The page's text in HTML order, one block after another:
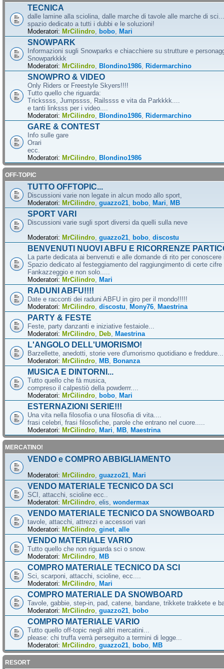
TECNICA
dalle lamine alla sciolina, dalle marche di tavole alle marche di
spazio dedicato a tutti i dubbi e le soluzioni!
Moderatori: MrCilindro bobo Mari
SNOWPARK
Informazioni sugli Snowparks e chiacchiere su strutture e
Snowparkkkk
Moderatori: MrCilindro Blondino1986 Ridermarchino
SNOWPRO & VIDEO
Only Riders or Freestyle Skyers!!!!
Tutto quello che riguarda:
Trickssss, Jumpssss, Railssss e vita da Parkkkk....
e tanti linksss per i video....
Moderatori: MrCilindro Blondino1986 Ridermarchino
GARE & CONTEST
Info sulle gare
Orari
ecc.
Moderatori: MrCilindro Blondino1986
OFF-TOPIC
TUTTO OFFTOPIC...
Discussioni varie non legate in alcun modo allo sport,
Moderatori: MrCilindro guazzo21 bobo Mari MB
SPORT VARI
Discussioni varie sugli sport diversi da quelli sulla neve
Moderatori: MrCilindro guazzo21 bobo discostu
BENVENUTI NUOVI ABFU E RICORRENZE
La parte dedicata ai benvenuti e alle domande di rito per
Spazio dedicato al festeggiamento del raggiungimento di certe cifre
Fankazzeggio e non solo.....
Moderatori: MrCilindro Mari
RADUNI ABFU!!!!
Date e racconti dei raduni ABFU in giro per il mondo!!!!!
Moderatori: MrCilindro discostu Mony76 Maestrina
PARTY & FESTE
Feste, party danzanti e iniziative festaiole...
Moderatori: MrCilindro Deb Maestrina
L'ANGOLO DELL'UMORISMO!
Barzellette, anedotti, storie vere d'umorismo quotidiano e
Moderatori: MrCilindro MB Bonanza
MUSICA E DINTORNI...
Tutto quello che fà musica,
compreso il calpestiò della powderrr....
Moderatori: MrCilindro bobo Mari
ESTERNAZIONI SERIE!!!
Una vita nella filosofia o una filosofia di vita....
frasi celebri, frasi filosofiche, parole che entrano nel cuore.....
Moderatori: MrCilindro Mari MB Maestrina
MERCATINO!
VENDO e COMPRO ABBIGLIAMENTO
Moderatori: MrCilindro guazzo21 Mari
VENDO MATERIALE TECNICO DA SCI
SCI, attacchi, scioline ecc..
Moderatori: MrCilindro elis wondermax
VENDO MATERIALE TECNICO DA SNOWBOARD
tavole, attacchi, attrezzi e accessori vari
Moderatori: MrCilindro ginet alle
VENDO MATERIALE VARIO
Tutto quello che non riguarda sci o snow.
Moderatori: MrCilindro MB
COMPRO MATERIALE TECNICO DA SCI
Sci, scarponi, attacchi, scioline, ecc....
Moderatori: MrCilindro Mari
COMPRO MATERIALE DA SNOWBOARD
Tavole, gabbie, step-in, pad, catene, bandane, trikkete trakkete e
Moderatori: MrCilindro guazzo21 bobo
COMPRO MATERIALE VARIO
Tutto quello off-topic negli altri mercatini...
please: chi truffa verrà perseguito a termini di legge...
Moderatori: MrCilindro guazzo21 bobo MB
RESORT